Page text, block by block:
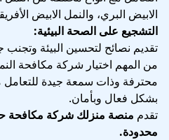
الابيض البري، والنمل الابيض
التشجيع على الصحة البيئية:
تقديم نصائح لتحسين البيئة
من المهم اختيار شركة مكافحة
محترفة وذات سمعة جيدة للتعامل
بشكل فعال وبأمان.
تقدم منصة منزلك
محدودة.